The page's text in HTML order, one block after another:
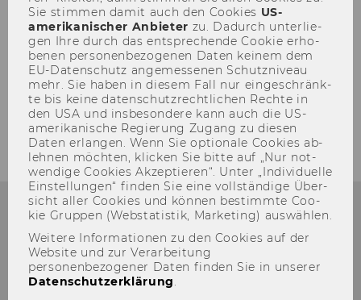
Mög­lich­keit ge­bo­ten, in die viel­fäl­ti­ge
Welt der Wirt­schaft ein­zu­tau­chen und
erste Er­fah­run­gen an der Uni­ver­si­tät zu
sam­meln. Die Teil­nah­me konn­te zudem
für ein WU Stu­di­um an­ge­rech­net wer­
den.
Sie stim­men damit auch den Coo­kies US-​
amerikanischer An­bie­ter zu. Da­durch un­ter­lie­
gen Ihre durch das ent­spre­chen­de Coo­kie er­ho­
be­nen per­so­nen­be­zo­ge­nen Daten kei­nem dem
EU-​Datenschutz an­ge­mes­se­nen Schutz­ni­veau
mehr. Sie haben in die­sem Fall nur ein­ge­schränk­
te bis keine da­ten­schutz­recht­li­chen Rech­te in
den USA und ins­be­son­de­re kann auch die US-​
amerikanische Re­gie­rung Zu­gang zu die­sen
Daten er­lan­gen. Wenn Sie op­tio­na­le Coo­kies ab­
leh­nen möch­ten, kli­cken Sie bitte auf „Nur not­
wen­di­ge Coo­kies Ak­zep­tie­ren“. Unter „In­di­vi­du­el­le
Ein­stel­lun­gen“ fin­den Sie eine voll­stän­di­ge Über­
sicht aller Coo­kies und kön­nen be­stimm­te Coo­
kie Grup­pen (Web­sta­tis­tik, Mar­ke­ting) aus­wäh­len.
Weitere Informationen zu den Cookies auf der
Website und zur Verarbeitung
personenbezogener Daten finden Sie in unserer
Datenschutzerklärung.